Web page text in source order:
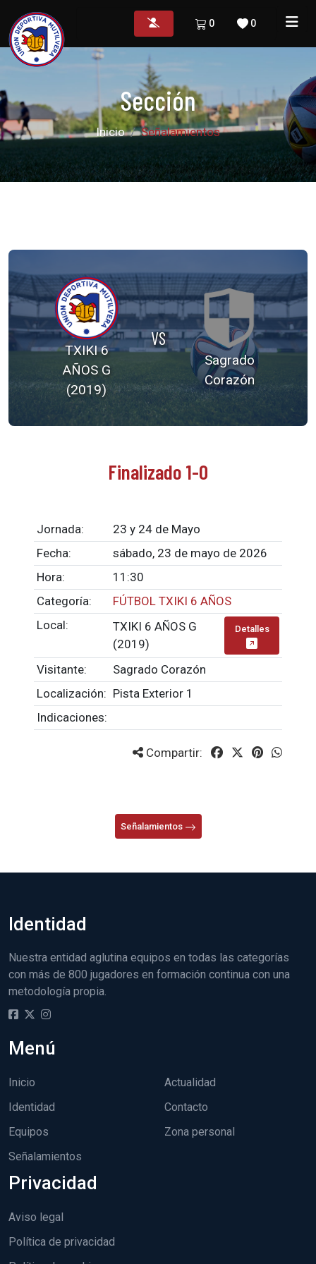
0
0
Sección
Inicio Señalamientos
TXIKI 6
AÑOS G
(2019)
VS
Sagrado
Corazón
Finalizado 1-0
Jornada:
23 y 24 de Mayo
Fecha:
sábado, 23 de mayo de 2026
Hora:
11:30
Categoría:
FÚTBOL TXIKI 6 AÑOS
Local:
TXIKI 6 AÑOS G
(2019)
Detalles
Visitante:
Sagrado Corazón
Localización: Pista Exterior 1
Indicaciones:
Compartir:
Señalamientos
Identidad
Nuestra entidad aglutina equipos en todas las categorías
con más de 800 jugadores en formación continua con una
metodología propia.
Menú
Inicio
Identidad
Equipos
Señalamientos
Actualidad
Contacto
Zona personal
Privacidad
Aviso legal
Política de privacidad